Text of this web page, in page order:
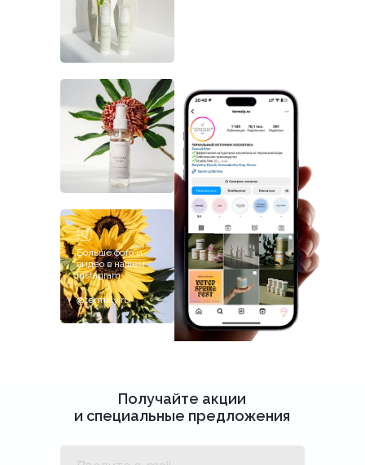
inst
@termaly.ru
Больше фото и
видео в нашем
instagram
Получайте акции
и специальные предложения